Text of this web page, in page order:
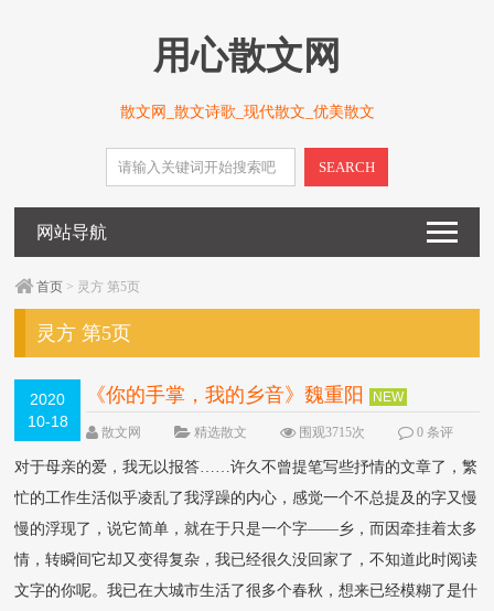
用心散文网
散文网_散文诗歌_现代散文_优美散文
SEARCH
网站导航
首页 > 灵方 第5页
灵方 第5页
2020
10-18
《你的手掌，我的乡音》魏重阳 NEW
散文网 精选散文 围观3715次
0 条评
对于母亲的爱，我无以报答……许久不曾提笔写些抒情的文章了，繁
忙的工作生活似乎凌乱了我浮躁的内心，感觉一个不总提及的字又慢
慢的浮现了，说它简单，就在于只是一个字——乡，而因牵挂着太多
情，转瞬间它却又变得复杂，我已经很久没回家了，不知道此时阅读
文字的你呢。我已在大城市生活了很多个春秋，想来已经模糊了是什